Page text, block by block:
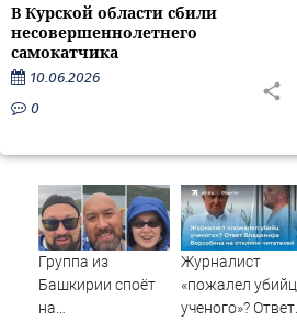
В Курской области сбили
несовершеннолетнего
самокатчика
10.06.2026
0
Группа из
Башкирии споёт
на
Журналист
«пожалел убийц
ученого»? Ответ